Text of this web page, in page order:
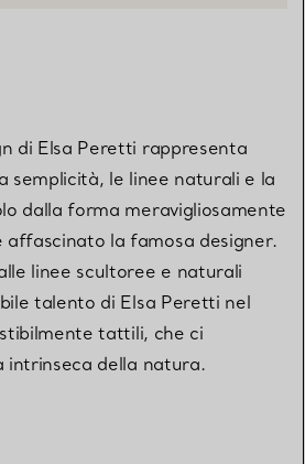
di Elsa Peretti rappresenta
semplicità, le linee naturali e la
dalla forma meravigliosamente
affascinato la famosa designer.
linee scultoree e naturali
talento di Elsa Peretti nel
tattili, che ci
intrinseca della natura.